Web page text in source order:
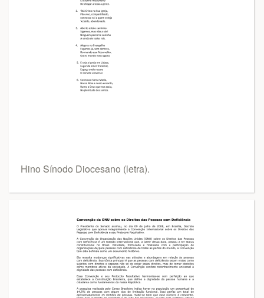
Hino Sínodo Diocesano (letra).